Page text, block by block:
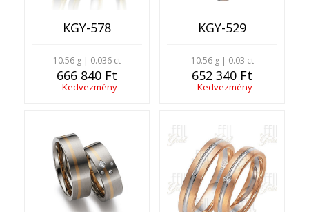
KGY-578
10.56 g | 0.036 ct
666 840 Ft
- Kedvezmény
KGY-529
10.56 g | 0.03 ct
652 340 Ft
- Kedvezmény